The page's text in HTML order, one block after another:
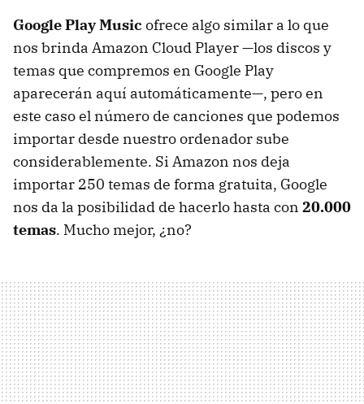
Google Play Music ofrece algo similar a lo que
nos brinda Amazon Cloud Player —los discos y
temas que compremos en Google Play
aparecerán aquí automáticamente—, pero en
este caso el número de canciones que podemos
importar desde nuestro ordenador sube
considerablemente. Si Amazon nos deja
importar 250 temas de forma gratuita, Google
nos da la posibilidad de hacerlo hasta con 20.000
temas. Mucho mejor, ¿no?